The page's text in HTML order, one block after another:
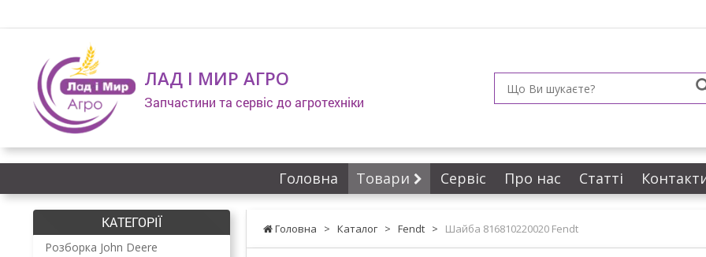
ЛАД І МИР АГРО
Запчастини та сервіс до агротехніки
Головна Товари Сервіс Про нас Статті
Головна > Каталог > Fendt > Шайба 816810220020 Fendt
КАТЕГОРІЇ
Розборка John Deere